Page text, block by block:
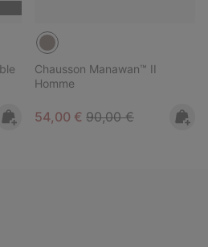
Chausson Manawan™ II
Homme
Sale price:
54,00 € Regular price:
90,00 €